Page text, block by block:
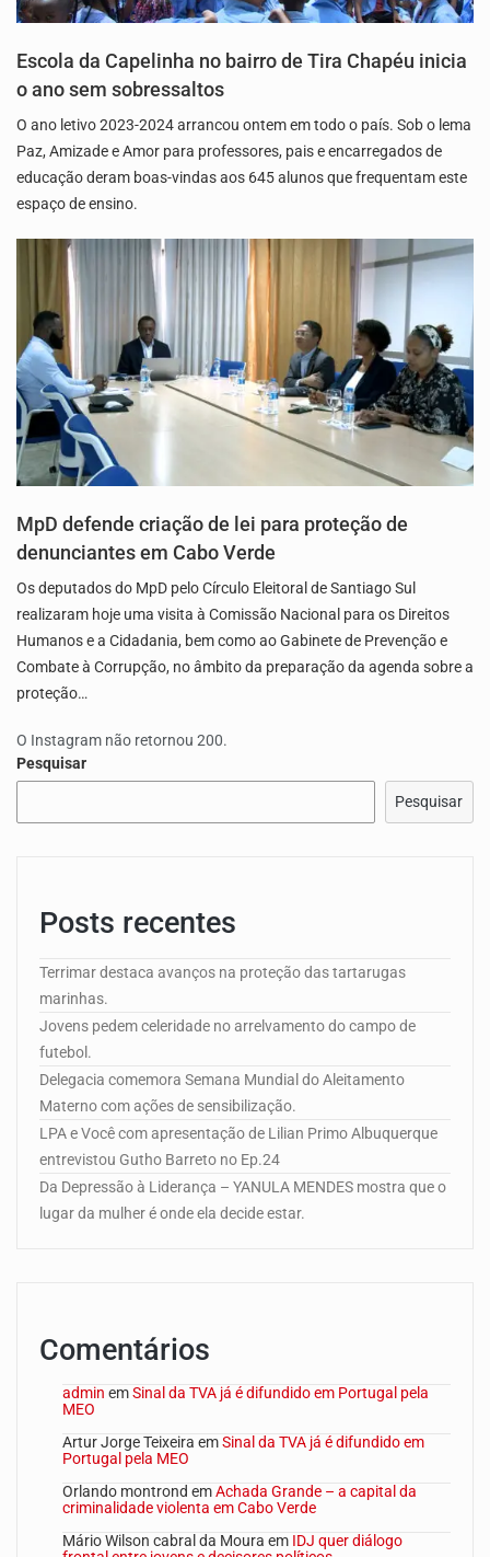
Escola da Capelinha no bairro de Tira Chapéu inicia
o ano sem sobressaltos
O ano letivo 2023-2024 arrancou ontem em todo o país. Sob o lema
Paz, Amizade e Amor para professores, pais e encarregados de
educação deram boas-vindas aos 645 alunos que frequentam este
espaço de ensino.
MpD defende criação de lei para proteção de
denunciantes em Cabo Verde
Os deputados do MpD pelo Círculo Eleitoral de Santiago Sul
realizaram hoje uma visita à Comissão Nacional para os Direitos
Humanos e a Cidadania, bem como ao Gabinete de Prevenção e
Combate à Corrupção, no âmbito da preparação da agenda sobre a
proteção…
O Instagram não retornou 200.
Pesquisar
Pesquisar
Posts recentes
Terrimar destaca avanços na proteção das tartarugas
marinhas.
Jovens pedem celeridade no arrelvamento do campo de
futebol.
Delegacia comemora Semana Mundial do Aleitamento
Materno com ações de sensibilização.
LPA e Você com apresentação de Lilian Primo Albuquerque
entrevistou Gutho Barreto no Ep.24
Da Depressão à Liderança – YANULA MENDES mostra que o
lugar da mulher é onde ela decide estar.
Comentários
admin emSinal da TVA já é difundido em Portugal pela
MEO
Artur Jorge Teixeira emSinal da TVA já é difundido em
Portugal pela MEO
Orlando montrond emAchada Grande – a capital da
criminalidade violenta em Cabo Verde
Mário Wilson cabral da Moura em IDJ quer diálogo